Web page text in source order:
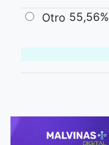
Otro 55,56%